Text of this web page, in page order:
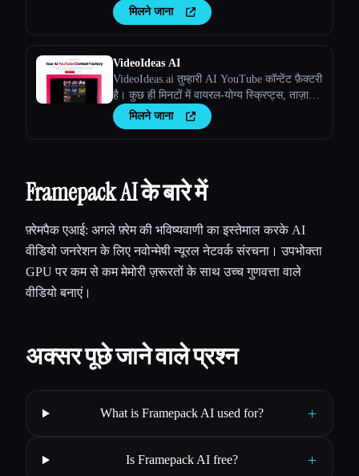
मिलने जाना
VideoIdeas AI
VideoIdeas.ai तुम्हारी AI YouTube कॉन्टेंट फ़ैक्टरी
है। कुछ ही मिनटों में वायरल-योग्य स्क्रिप्ट्स, ताज़ा
वीडियो आइडिया और आकर्षक कॉन्टेंट जेनरेट करें।
मिलने जाना
Framepack AI के बारे में
फ़्रेमपैक एआई: अगले फ़्रेम की भविष्यवाणी का इस्तेमाल करके AI
वीडियो जनरेशन के लिए नवोन्मेषी न्यूरल नेटवर्क संरचना। उपभोक्ता
GPU पर कम से कम मेमोरी ज़रूरतों के साथ उच्च गुणवत्ता वाले
वीडियो बनाएं।
अक्सर पूछे जाने वाले प्रश्न
What is Framepack AI used for? +
Is Framepack AI free? +